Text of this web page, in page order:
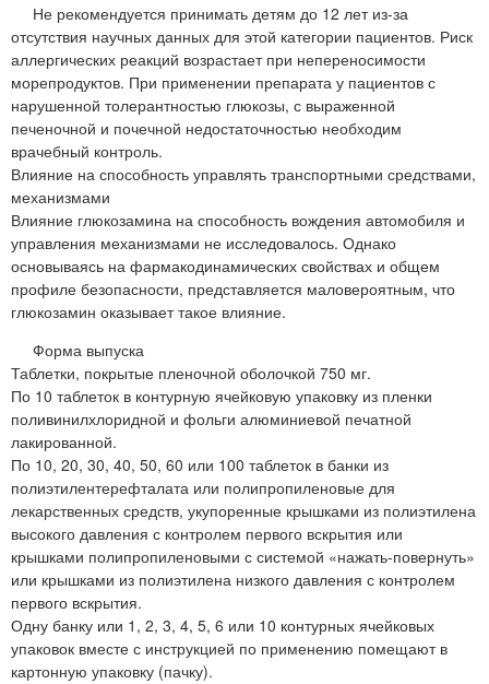
Не рекомендуется принимать детям до 12 лет из-за
отсутствия научных данных для этой категории пациентов. Риск
аллергических реакций возрастает при непереносимости
морепродуктов. При применении препарата у пациентов с
нарушенной толерантностью глюкозы, с выраженной
печеночной и почечной недостаточностью необходим
врачебный контроль.
Влияние на способность управлять транспортными средствами,
механизмами
Влияние глюкозамина на способность вождения автомобиля и
управления механизмами не исследовалось. Однако
основываясь на фармакодинамических свойствах и общем
профиле безопасности, представляется маловероятным, что
глюкозамин оказывает такое влияние.
Форма выпуска
Таблетки, покрытые пленочной оболочкой 750 мг.
По 10 таблеток в контурную ячейковую упаковку из пленки
поливинилхлоридной и фольги алюминиевой печатной
лакированной.
По 10, 20, 30, 40, 50, 60 или 100 таблеток в банки из
полиэтилентерефталата или полипропиленовые для
лекарственных средств, укупоренные крышками из полиэтилена
высокого давления с контролем первого вскрытия или
крышками полипропиленовыми с системой «нажать-повернуть»
или крышками из полиэтилена низкого давления с контролем
первого вскрытия.
Одну банку или 1, 2, 3, 4, 5, 6 или 10 контурных ячейковых
упаковок вместе с инструкцией по применению помещают в
картонную упаковку (пачку).